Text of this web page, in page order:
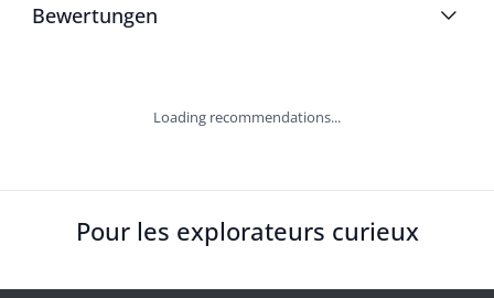
Bewertungen
Loading recommendations...
Pour les explorateurs curieux